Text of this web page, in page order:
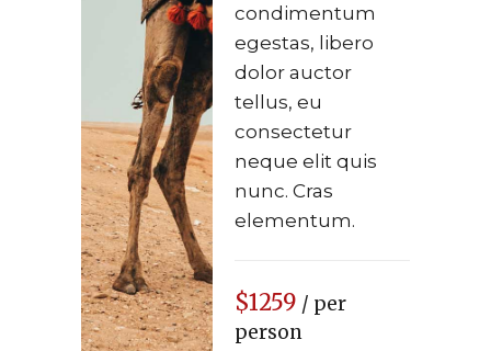
condimentum
egestas, libero
dolor auctor
tellus, eu
consectetur
neque elit quis
nunc. Cras
elementum.
$1259 / per
person